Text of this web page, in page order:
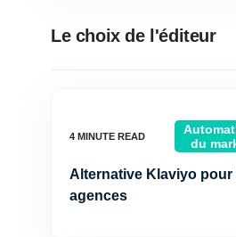
Le choix de l'éditeur
du
Alternative Klaviyo pour
agences